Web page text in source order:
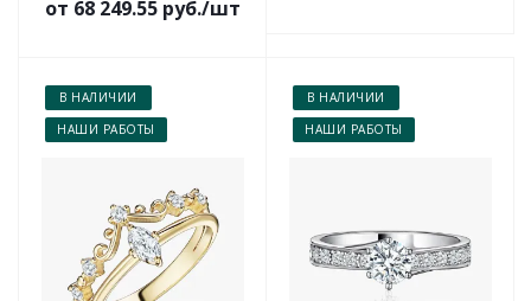
от 68 249.55 руб./шт
В НАЛИЧИИ
НАШИ РАБОТЫ
В НАЛИЧИИ
НАШИ РАБОТЫ